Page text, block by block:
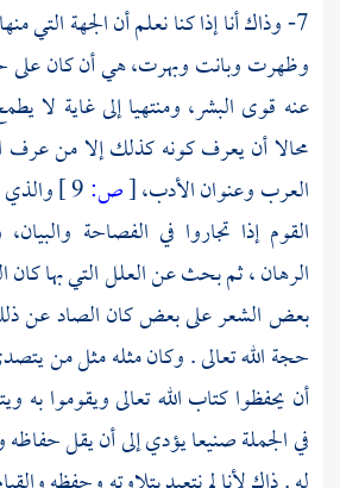
7- وذاك أنا إذا كنا نعلم أن الجهة التي
وظهرت وبانت وبهرت، هي أن كان
عنه قوى البشر، ومنتهيا إلى غاية لا
محالا أن يعرف كونه كذلك إلا من عرف
العرب وعنوان الأدب،[ص:
القوم إذا تجاروا في الفصاحة
الرهان ، ثم بحث عن العلل التي بها كان
بعض الشعر على بعض كان الصاد عن
حجة الله تعالى . وكان مثله مثل من
أن يحفظوا كتاب الله تعالى ويقوموا به
في الجملة صنيعا يؤدي إلى أن يقل حفاظه